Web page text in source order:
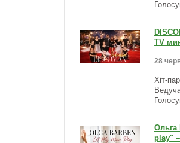
TV
28
Хіт-
Ольга
play"